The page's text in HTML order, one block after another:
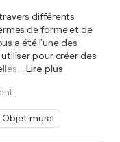
différents
de forme et de
a été l'une des
pour créer des
Lire plus
Objet mural